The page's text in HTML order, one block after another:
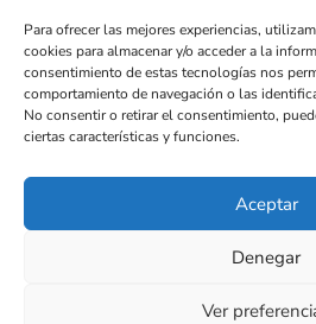
Para ofrecer las mejores experiencias,
cookies para almacenar y/o acceder a la
consentimiento de estas tecnologías nos
comportamiento de navegación o las
No consentir o retirar el consentimiento,
ciertas características y funciones.
Aceptar
Denegar
Ver
Diseñada por Juan Antonio
2017
www.seox.es | 656 545 123 |